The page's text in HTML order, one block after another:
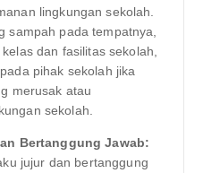
lingkungan sekolah.
sampah pada tempatnya,
dan fasilitas sekolah,
pihak sekolah jika
merusak atau
sekolah.
Bertanggung Jawab:
jujur dan bertanggung